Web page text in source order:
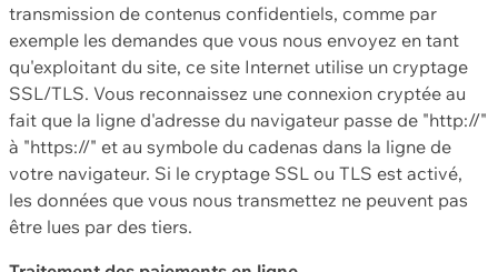
transmission de contenus confidentiels, comme par
exemple les demandes que vous nous envoyez en tant
qu'exploitant du site, ce site Internet utilise un cryptage
SSL/TLS. Vous reconnaissez une connexion cryptée au
fait que la ligne d'adresse du navigateur passe de "http://"
à "https://" et au symbole du cadenas dans la ligne de
votre navigateur. Si le cryptage SSL ou TLS est activé,
les données que vous nous transmettez ne peuvent pas
être lues par des tiers.